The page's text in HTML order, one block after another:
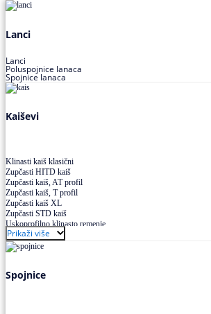
Lanci
Lanci
Poluspojnice lanaca
Spojnice lanaca
Kaiševi
Klinasti kaiš klasični
Zupčasti HITD kaiš
Zupčasti kaiš, AT profil
Zupčasti kaiš, T profil
Zupčasti kaiš XL
Zupčasti STD kaiš
Uskoprofilno klinasto remenje
Uskoprofilno klinasto remenje spojeno
Uskoprofilno klinasto remenje XP extra power
Višekanalno remenje PJ,PK
Prikaži više
Spojnice